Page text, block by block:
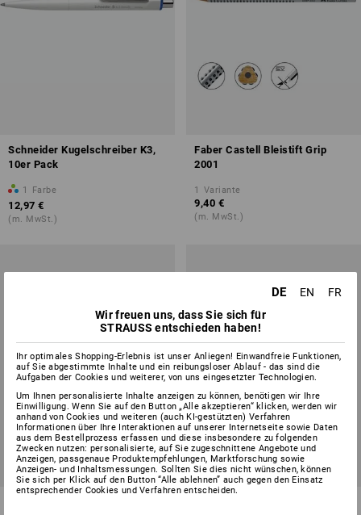
Schneider Kugelschreiber K3,
10er Pack
1 Farbe
12,97 €
(m. MwSt.)
Faber Castell Bleistift Grip
2001
1 Variante
9,40 €
(m. MwSt.)
DE EN
FR
Wir freuen uns, dass Sie sich für
STRAUSS entschieden haben!
Ihr optimales Shopping-Erlebnis ist unser Anliegen! Einwandfreie Funktionen,
auf Sie abgestimmte Inhalte und ein reibungsloser Ablauf - das sind die
Aufgaben der Cookies und weiterer, von uns eingesetzter Technologien.
Um Ihnen personalisierte Inhalte anzeigen zu können, benötigen wir Ihre
Einwilligung. Wenn Sie auf den Button „Alle akzeptieren“ klicken, werden wir
anhand von Cookies und weiteren (auch KI-gestützten) Verfahren
Informationen über Ihre Interaktionen auf unserer Internetseite sowie Daten
aus dem Bestellprozess erfassen und diese insbesondere zu folgenden
Zwecken nutzen: personalisierte, auf Sie zugeschnittene Angebote und
Anzeigen, passgenaue Produktempfehlungen, Marktforschung sowie
Anzeigen- und Inhaltsmessungen. Sollten Sie dies nicht wünschen, können
Sie sich per Klick auf den Button “Alle ablehnen” auch gegen den Einsatz
entsprechender Cookies und Verfahren entscheiden.